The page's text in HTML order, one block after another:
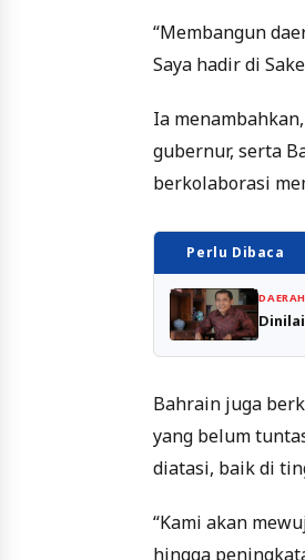
“Membangun
Saya hadir di
Ia
gubernur, serta
berkolaborasi
Perlu Dibaca
DAERAH
Bahrain juga
yang belum
diatasi, baik di
“Kami akan
hingga